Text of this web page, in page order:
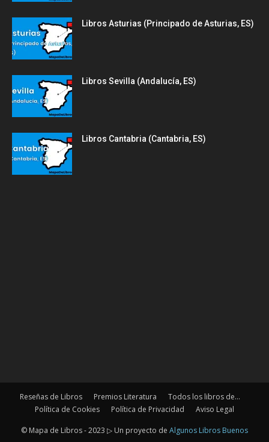
Libros Asturias (Principado de Asturias, ES)
Libros Sevilla (Andalucía, ES)
Libros Cantabria (Cantabria, ES)
Reseñas de Libros Premios Literatura
Todos los libros de…
Política de Cookies
Política de Privacidad Aviso Legal
© Mapa de Libros - 2023 ▷ Un proyecto de Algunos Libros Buenos